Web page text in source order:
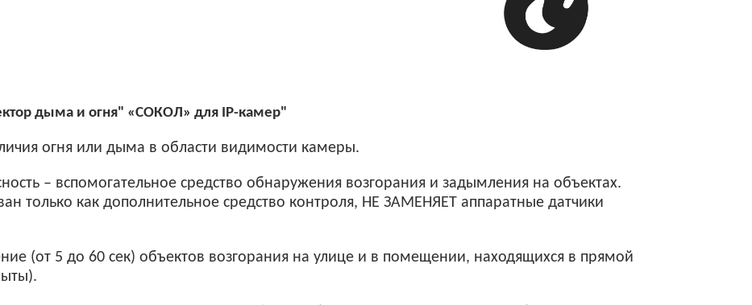
дыма и огня" «СОКОЛ» для IP-камер"
огня или дыма в области видимости камеры.
– вспомогательное средство обнаружения возгорания и задымления на объектах.
только как дополнительное средство контроля, НЕ ЗАМЕНЯЕТ аппаратные датчики
(от 5 до 60 сек) объектов возгорания на улице и в помещении, находящихся в прямой